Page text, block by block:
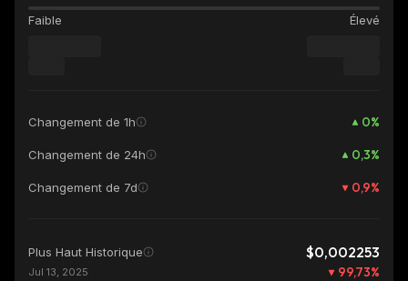
Faible Élevé
Changement de 1h 0%
Changement de 24h 0,3%
Changement de 7d 0,9%
Plus Haut Historique $0,002253
Jul 13, 2025 99,73%